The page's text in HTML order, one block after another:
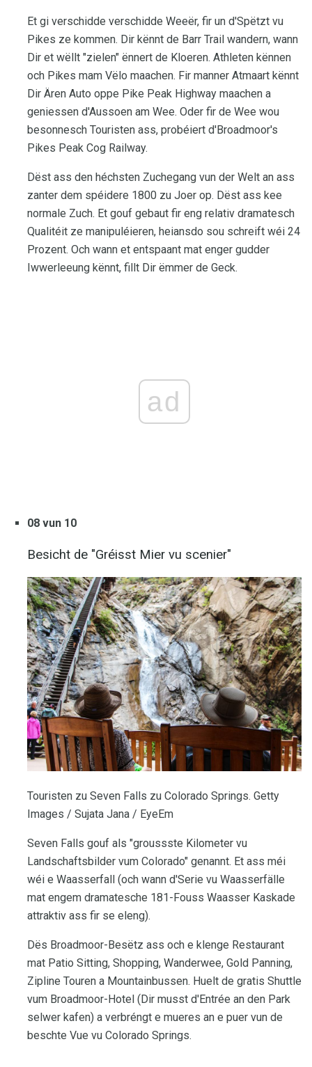
Et gi verschidde verschidde Weeër, fir un d'Spëtzt vu
Pikes ze kommen. Dir kënnt de Barr Trail wandern, wann
Dir et wëllt "zielen" ënnert de Kloeren. Athleten kënnen
och Pikes mam Vëlo maachen. Fir manner Atmaart kënnt
Dir Ären Auto oppe Pike Peak Highway maachen a
geniessen d'Aussoen am Wee. Oder fir de Wee wou
besonnesch Touristen ass, probéiert d'Broadmoor's
Pikes Peak Cog Railway.
Dëst ass den héchsten Zuchegang vun der Welt an ass
zanter dem spéidere 1800 zu Joer op. Dëst ass kee
normale Zuch. Et gouf gebaut fir eng relativ dramatesch
Qualitéit ze manipuléieren, heiansdo sou schreift wéi 24
Prozent. Och wann et entspaant mat enger gudder
Iwwerleeung kënnt, fillt Dir ëmmer de Geck.
ad
08 vun 10
Besicht de "Gréisst Mier vu scenier"
Touristen zu Seven Falls zu Colorado Springs. Getty
Images / Sujata Jana / EyeEm
Seven Falls gouf als "groussste Kilometer vu
Landschaftsbilder vum Colorado" genannt. Et ass méi
wéi e Waasserfall (och wann d'Serie vu Waasserfälle
mat engem dramatesche 181-Fouss Waasser Kaskade
attraktiv ass fir se eleng).
Dës Broadmoor-Besëtz ass och e klenge Restaurant
mat Patio Sitting, Shopping, Wanderwee, Gold Panning,
Zipline Touren a Mountainbussen. Huelt de gratis Shuttle
vum Broadmoor-Hotel (Dir musst d'Entrée an den Park
selwer kafen) a verbréngt e mueres an e puer vun de
beschte Vue vu Colorado Springs.